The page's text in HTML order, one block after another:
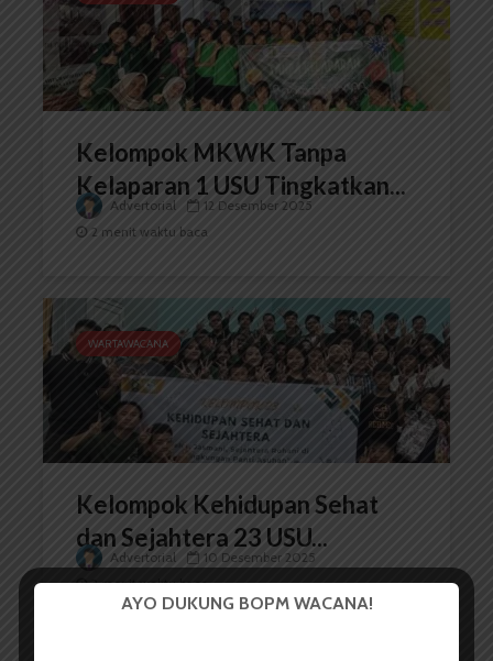
Kelompok MKWK Tanpa
Kelaparan 1 USU Tingkatkan...
Advertorial
12 Desember 2025
2 menit waktu baca
WARTAWACANA
Kelompok Kehidupan Sehat
dan Sejahtera 23 USU...
Advertorial
10 Desember 2025
2 menit waktu baca
AYO DUKUNG BOPM WACANA!